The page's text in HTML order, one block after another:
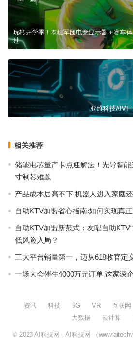
玩转开学季！泰坦军团电竞显示器＋赛车
过
亚维科技
相关推荐
储能电芯量产卡点迎解法！先导智
寸制芯难题
产品成本居高不下 机器人进入家庭
自助KTV加盟省心指南:如何实现真
自助KTV加盟新范式：友唱自助
低风险入局？
三大平台销量第一，迈从618收官定
一场大会催生4000万元订单 这家深
资讯 科技 5G VR 互联网
大数据
云计算
© 2023 AI科技网 - AI科技网 （